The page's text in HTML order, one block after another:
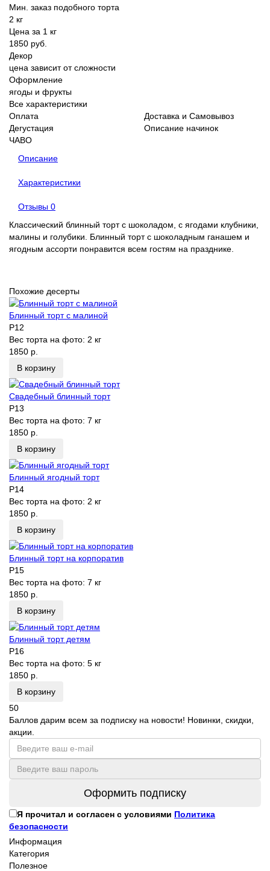
Мин. заказ подобного торта
2 кг
Цена за 1 кг
1850 руб.
Декор
цена зависит от сложности
Оформление
ягоды и фрукты
Все характеристики
Оплата
Доставка и Самовывоз
Дегустация
Описание начинок
ЧАВО
Описание
Характеристики
Отзывы 0
Классический блинный торт с шоколадом, с ягодами клубники,
малины и голубики. Блинный торт с шоколадным ганашем и
ягодным ассорти понравится всем гостям на празднике.
Похожие десерты
Блинный торт с малиной
P12
Вес торта на фото: 2 кг
1850 р.
В корзину
Свадебный блинный торт
P13
Вес торта на фото: 7 кг
1850 р.
В корзину
Блинный ягодный торт
P14
Вес торта на фото: 2 кг
1850 р.
В корзину
Блинный торт на корпоратив
P15
Вес торта на фото: 7 кг
1850 р.
В корзину
Блинный торт детям
P16
Вес торта на фото: 5 кг
1850 р.
В корзину
50
Баллов дарим всем за подписку на новости! Новинки, скидки,
акции.
Оформить подписку
Я прочитал и согласен с условиями Политика
безопасности
Информация
Категория
Полезное